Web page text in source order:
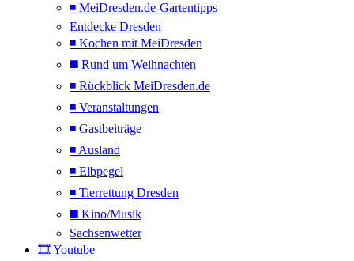
◾ MeiDresden.de-Gartentipps
Entdecke Dresden
◾ Kochen mit MeiDresden
◼️ Rund um Weihnachten
◾ Rückblick MeiDresden.de
◾ Veranstaltungen
◾ Gastbeiträge
◾ Ausland
◾ Elbpegel
◾ Tierrettung Dresden
◼️ Kino/Musik
Sachsenwetter
🎞️ Youtube